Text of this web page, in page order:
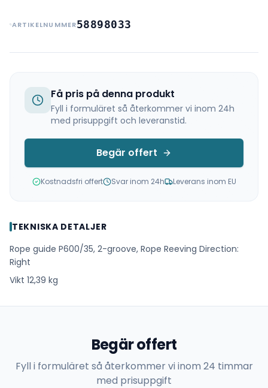
ARTIKELNUMMER58898033
Få pris på denna produkt
Fyll i formuläret så återkommer vi inom 24h
med prisuppgift och leveranstid.
Begär offert
Kostnadsfri offert Svar inom 24h Leverans inom EU
TEKNISKA DETALJER
Rope guide P600/35, 2-groove, Rope Reeving Direction:
Right
Vikt 12,39 kg
Begär offert
Fyll i formuläret så återkommer vi inom 24 timmar
med prisuppgift